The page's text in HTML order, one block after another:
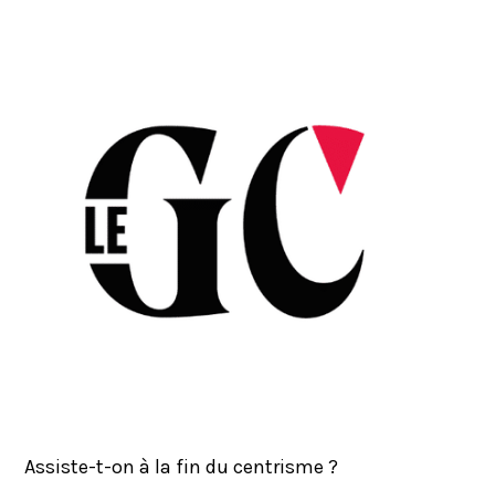
Assiste-t-on à la fin du centrisme ?